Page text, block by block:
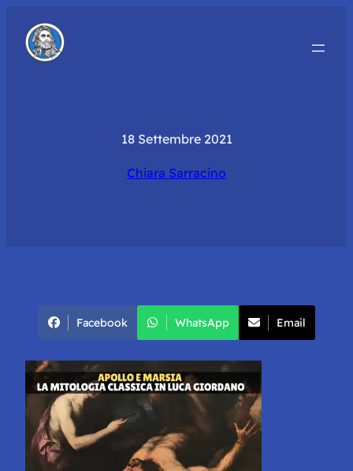
18 Settembre 2021
Chiara Sarracino
Facebook WhatsApp Email